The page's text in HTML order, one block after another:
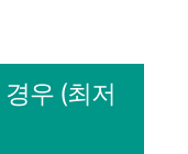
우 (최저